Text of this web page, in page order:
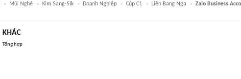
Mũi Nghê Kim Sang-Sik Doanh Nghiệp Cúp C1 Liên Bang Nga Zalo Business
KHÁC
Tổng hợp